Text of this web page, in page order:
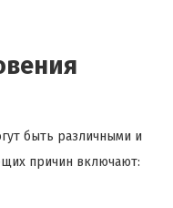
быть различными и
причин включают: